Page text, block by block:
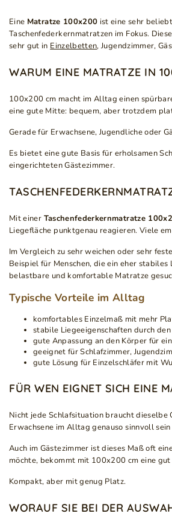
Eine Matratze 100x200 ist eine sehr
Taschenfederkernmatratzen im Fokus.
sehr gut in Einzelbetten, Jugendzimmer,
WARUM EINE MATRATZE IN
100x200 cm macht im Alltag einen
eine gute Mitte: bequem, aber trotzdem
Gerade für Erwachsene, Jugendliche oder
Es bietet eine gute Basis für erholsamen
eingerichteten Gästezimmer.
Mit einer Taschenfederkernmatratze
Liegefläche punktgenau reagieren. Viele
Im Vergleich zu sehr weichen oder sehr
Beispiel für Menschen, die ein eher
belastbare und komfortable Matratze
Typische Vorteile im Alltag
komfortables Einzelmaß mit mehr
stabile Liegeeigenschaften durch
gute Anpassung an den Körper für
geeignet für Schlafzimmer,
gute Lösung für Einzelschläfer mit
FÜR WEN EIGNET SICH EINE
Nicht jede Schlafsituation braucht dieselbe
Erwachsene im Alltag genauso sinnvoll
Auch im Gästezimmer ist dieses Maß oft
möchte, bekommt mit 100x200 cm eine
Kompakt, aber mit genug Platz.
WORAUF SIE BEI DER